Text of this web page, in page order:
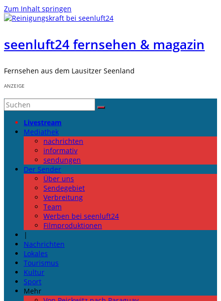
Zum Inhalt springen
seenluft24 fernsehen & magazin
Fernsehen aus dem Lausitzer Seenland
ANZEIGE
Livestream
Mediathek
nachrichten
informativ
sendungen
Der Sender
Über uns
Sendegebiet
Verbreitung
Team
Werben bei seenluft24
Filmproduktionen
|
Nachrichten
Lokales
Tourismus
Kultur
Sport
Mehr